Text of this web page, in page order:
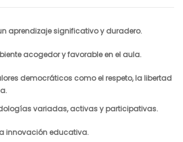
aprendizaje significativo y duradero.
acogedor y favorable en el aula.
democráticos como el respeto, la libertad
variadas, activas y participativas.
innovación educativa.